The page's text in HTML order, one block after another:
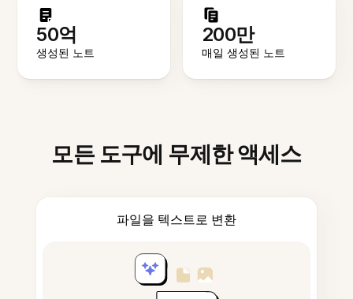
50억
생성된 노트
200만
매일 생성된 노트
모든 도구에 무제한 액세스
파일을 텍스트로 변환